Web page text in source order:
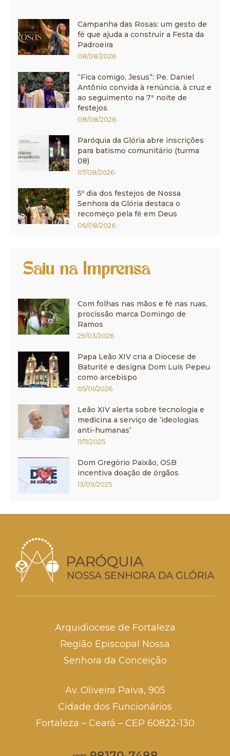
Campanha das Rosas: um gesto de
fé que ajuda a construir a Festa da
Padroeira
08/08/2026
“Fica comigo, Jesus”: Pe. Daniel
Antônio convida à renúncia, à cruz e
ao seguimento na 7ª noite de
festejos
08/08/2026
Paróquia da Glória abre inscrições
para batismo comunitário (turma
08)
07/08/2026
5º dia dos festejos de Nossa
Senhora da Glória destaca o
recomeço pela fé em Deus
06/08/2026
Saiu na Imprensa
Com folhas nas mãos e fé nas ruas,
procissão marca Domingo de
Ramos
29/03/2026
Papa Leão XIV cria a Diocese de
Baturité e designa Dom Luís Pepeu
como arcebispo
05/01/2026
Leão XIV alerta sobre tecnologia e
medicina a serviço de ‘ideologias
anti-humanas’
11/11/2025
Dom Gregório Paixão, OSB
incentiva doação de órgãos
13/09/2025
Arquidiocese de Fortaleza
Região Episcopal Nossa
Senhora da Conceição
Av. Oliveira Paiva, 905
Cidade dos Funcionários
Fortaleza – Ceará – CEP 60822-130